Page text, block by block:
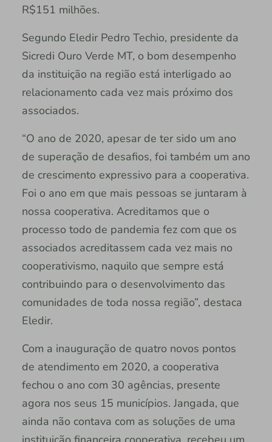
R$151 milhões.
Segundo Eledir Pedro Techio, presidente da
Sicredi Ouro Verde MT, o bom desempenho
da instituição na região está interligado ao
relacionamento cada vez mais próximo dos
associados.
“O ano de 2020, apesar de ter sido um ano
de superação de desafios, foi também um ano
de crescimento expressivo para a cooperativa.
Foi o ano em que mais pessoas se juntaram à
nossa cooperativa. Acreditamos que o
processo todo de pandemia fez com que os
associados acreditassem cada vez mais no
cooperativismo, naquilo que sempre está
contribuindo para o desenvolvimento das
comunidades de toda nossa região”, destaca
Eledir.
Com a inauguração de quatro novos pontos
de atendimento em 2020, a cooperativa
fechou o ano com 30 agências, presente
agora nos seus 15 municípios. Jangada, que
ainda não contava com as soluções de uma